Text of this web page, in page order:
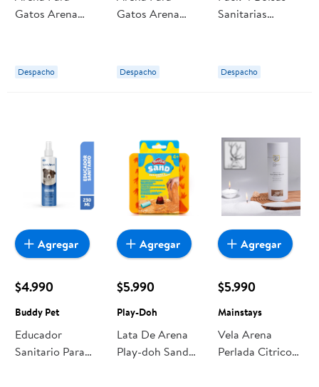
Gatos Arena
Despacho
Gatos Arena
Traper
Despacho
Sanitarias
Despacho
$4.990
Buddy Pet
Educador
Sanitario Para
Agregar
$5.990
Play-Doh
Lata De Arena
Play-doh Sand
Agregar
$5.990
Mainstays
Vela Arena
Perlada Citrico
Agregar